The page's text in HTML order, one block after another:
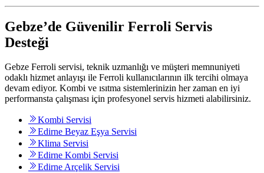
Gebze’de Güvenilir Ferroli Servis
Desteği
Gebze Ferroli servisi, teknik uzmanlığı ve müşteri memnuniyeti
odaklı hizmet anlayışı ile Ferroli kullanıcılarının ilk tercihi olmaya
devam ediyor. Kombi ve ısıtma sistemlerinizin her zaman en iyi
performansta çalışması için profesyonel servis hizmeti alabilirsiniz.
Kombi Servisi
Edirne Beyaz Eşya Servisi
Klima Servisi
Edirne Kombi Servisi
Edirne Arçelik Servisi